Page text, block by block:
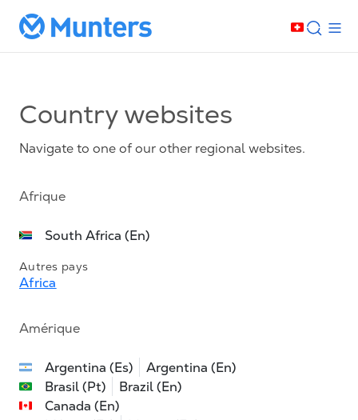
Country websites
Navigate to one of our other regional websites.
Afrique
South Africa (En)
Autres pays
Africa
Amérique
Argentina (Es)
Argentina (En)
Brasil (Pt)
Brazil (En)
Canada (En)